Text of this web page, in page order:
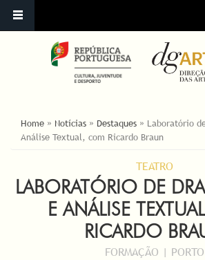
YOU ARE HERE
Home » Notícias » Destaques » Laboratório
Análise Textual, com Ricardo Braun
TEATRO
LABORATÓRIO DE
E ANÁLISE
RICARDO
FORMAÇÃO | PORTO